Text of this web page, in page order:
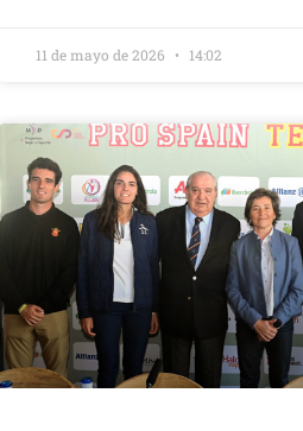
11 de mayo de 2026 14:02